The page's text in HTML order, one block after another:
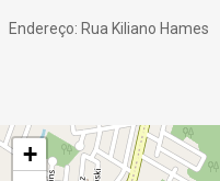
Endereço: Rua Kiliano Hames
+